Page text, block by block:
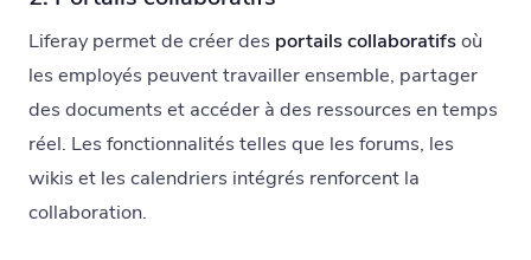
Liferay permet de créer des portails collaboratifsoù
les employés peuvent travailler ensemble, partager
des documents et accéder à des ressources en temps
réel. Les fonctionnalités telles que les forums, les
wikis et les calendriers intégrés renforcent la
collaboration.